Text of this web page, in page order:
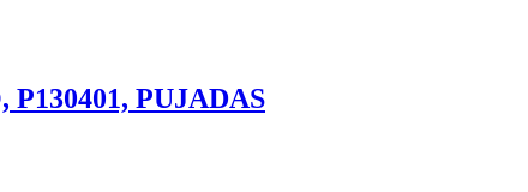
P130401, PUJADAS